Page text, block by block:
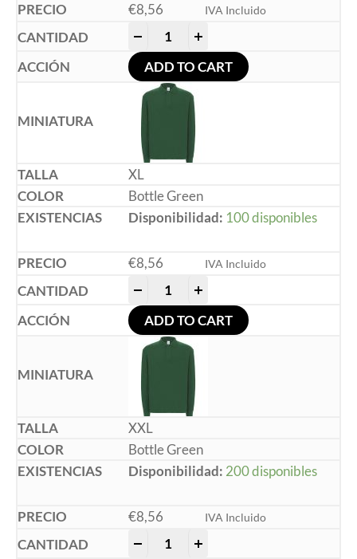
€8,56 IVA Incluido
ADD TO CART
XL
Bottle Green
Disponibilidad: 100 disponibles
€8,56 IVA Incluido
ADD TO CART
XXL
Bottle Green
Disponibilidad: 200 disponibles
€8,56 IVA Incluido